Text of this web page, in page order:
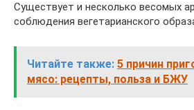
Существует и несколько весомых
соблюдения вегетарианского
Читайте также: 5 причин
мясо: рецепты, польза и БЖУ